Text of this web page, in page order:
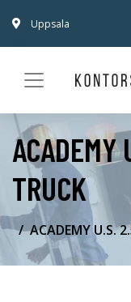
Uppsala
ACADEMY
TRUCK
ACADEMY U.S.